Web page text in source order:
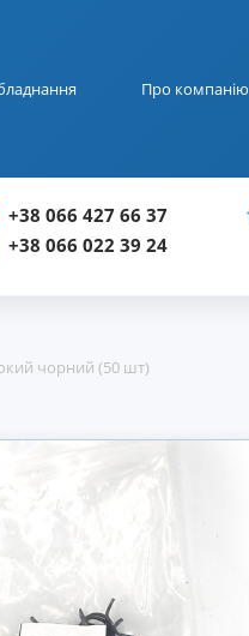
Про компанію
+38 066 427 66 37
+38 066 022 39 24
чорний (50 шт)